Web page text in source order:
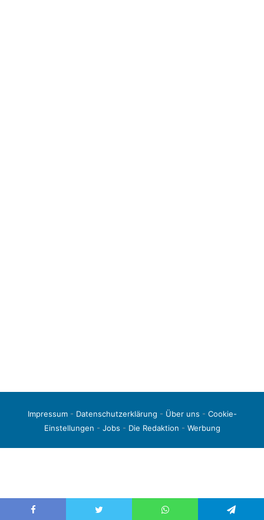
Impressum- Datenschutzerklärung - Über uns - Cookie-
Einstellungen - Jobs - Die Redaktion - Werbung